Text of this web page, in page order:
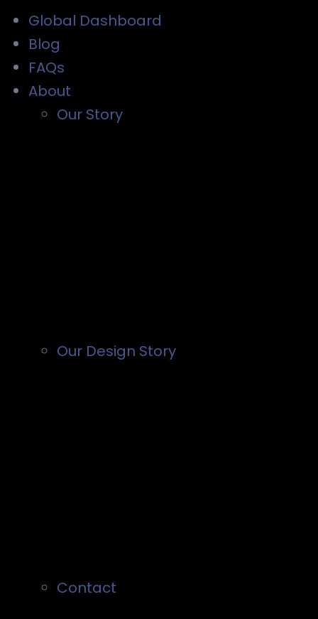
Global Dashboard
Blog
FAQs
About
Our Story
Our Design Story
Contact